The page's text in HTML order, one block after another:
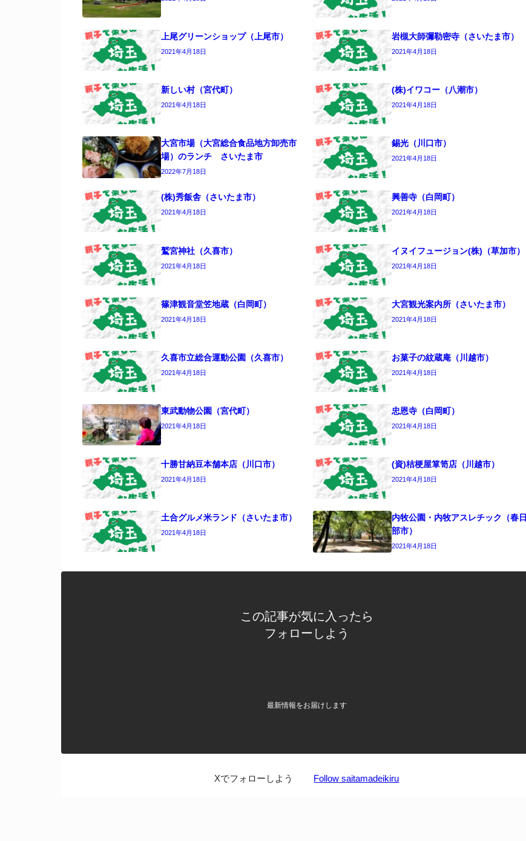
上尾グリーンショップ（上尾市）
2021年4月18日
岩槻大師彌勒密寺（さいたま市）
2021年4月18日
新しい村（宮代町）
2021年4月18日
(株)イワコー（八潮市）
2021年4月18日
大宮市場（大宮総合食品地方卸売市
場）のランチ さいたま市
2022年7月18日
錫光（川口市）
2021年4月18日
(株)秀飯舎（さいたま市）
2021年4月18日
興善寺（白岡町）
2021年4月18日
鷲宮神社（久喜市）
2021年4月18日
イヌイフュージョン(株)（草加市）
2021年4月18日
篠津観音堂笠地蔵（白岡町）
2021年4月18日
大宮観光案内所（さいたま市）
2021年4月18日
久喜市立総合運動公園（久喜市）
2021年4月18日
お菓子の紋蔵庵（川越市）
2021年4月18日
東武動物公園（宮代町）
2021年4月18日
忠恩寺（白岡町）
2021年4月18日
十勝甘納豆本舗本店（川口市）
2021年4月18日
(資)桔梗屋箪笥店（川越市）
2021年4月18日
土合グルメ米ランド（さいたま市）
2021年4月18日
内牧公園・内牧アスレチック（春日
部市）
2021年4月18日
この記事が気に入ったら
フォローしよう
最新情報をお届けします
Xでフォローしよう Follow saitamadeikiru